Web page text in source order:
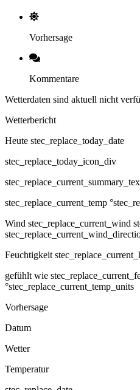
Vorhersage
Kommentare
Wetterdaten sind aktuell nicht
Wetterbericht
Heute stec_replace_today_date
stec_replace_today_icon_div
stec_replace_current_temp
Wind stec_replace_current_wind
Feuchtigkeit
gefühlt wie
°stec_replace_current_temp_units
Vorhersage
Datum
Wetter
Temperatur